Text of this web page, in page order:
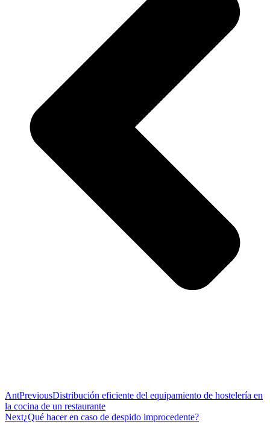
AntPreviousDistribución eficiente del equipamiento de hostelería en
la cocina de un restaurante
Next¿Qué hacer en caso de despido improcedente?